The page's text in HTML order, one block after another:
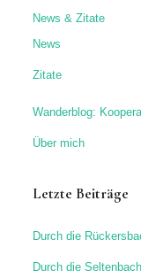
News & Zitate
News
Zitate
Wanderblog:
Über mich
Letzte Beiträge
Durch die
Durch die